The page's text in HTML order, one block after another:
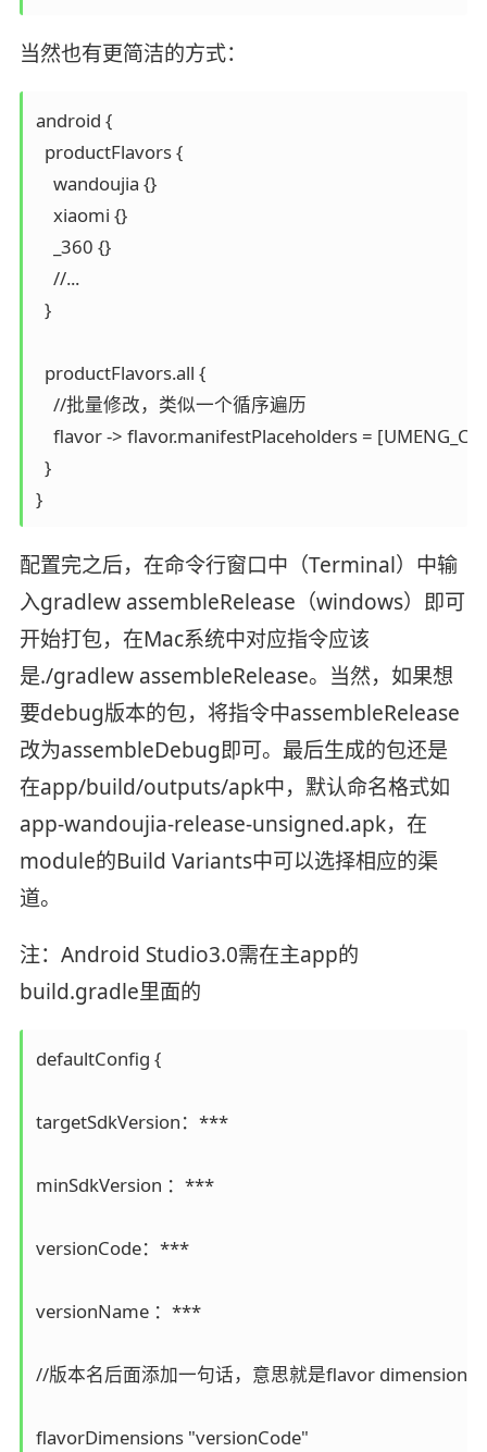
当然也有更简洁的方式：
android {
  productFlavors {
    wandoujia {}
    xiaomi {}
    _360 {}
    //...
  }
  productFlavors.all {
    //批量修改，类似一个循序遍历
flavor -> flavor.manifestPlaceholders =
  }
}
配置完之后，在命令行窗口中（Terminal）中输
入gradlew assembleRelease（windows）即可
开始打包，在Mac系统中对应指令应该
是./gradlew assembleRelease。当然，如果想
要debug版本的包，将指令中assembleRelease
改为assembleDebug即可。最后生成的包还是
在app/build/outputs/apk中，默认命名格式如
app-wandoujia-release-unsigned.apk，在
module的Build Variants中可以选择相应的渠
道。
注：Android Studio3.0需在主app的
build.gradle里面的
defaultConfig {
targetSdkVersion：***
minSdkVersion ：***
versionCode：***
versionName ：***
//版本名后面添加一句话，意思就是flavor dimension
flavorDimensions "versionCode"